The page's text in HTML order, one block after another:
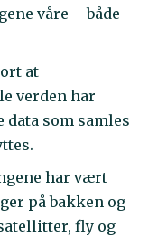
våre – både
at
verden har
som samles
har vært
på bakken og
fly og